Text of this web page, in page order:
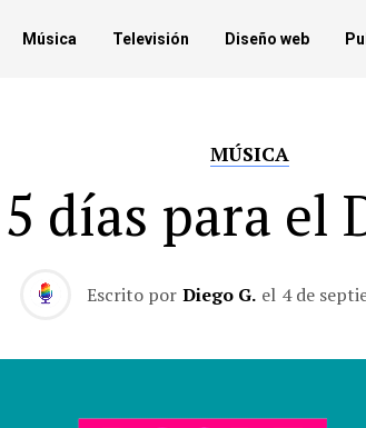
Música Televisión Diseño web
MÚSICA
5 días para el
Escrito por Diego G. el 4 de